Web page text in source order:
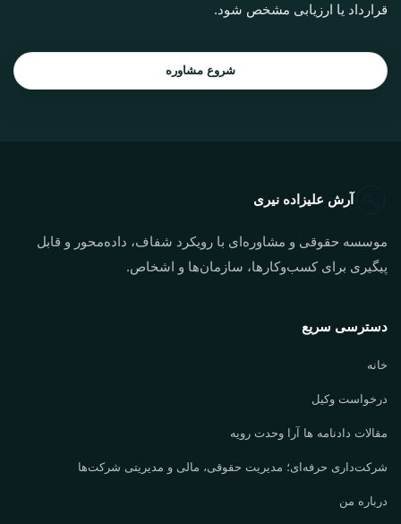
قرارداد یا ارزیابی مشخص شود.
شروع مشاوره
آرش علیزاده نیری
موسسه حقوقی و مشاوره‌ای با رویکرد شفاف، داده‌محور و قابل
پیگیری برای کسب‌وکارها، سازمان‌ها و اشخاص.
دسترسی سریع
خانه
درخواست وکیل
مقالات دادنامه ها آرا وحدت رویه
شرکت‌داری حرفه‌ای؛ مدیریت حقوقی، مالی و مدیریتی شرکت‌ها
درباره من